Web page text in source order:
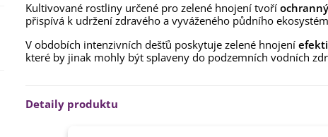
60 Kč 85 Kč -30%
Blahovičník - Eukalyptus...
90 Kč
Kultivované rostliny určené pro zelené hnojení tvoří
přispívá k udržení zdravého a vyváženého půdního
V obdobích intenzivních dešťů poskytuje zelené hnojení
které by jinak mohly být splaveny do podzemních vodních
Detaily produktu